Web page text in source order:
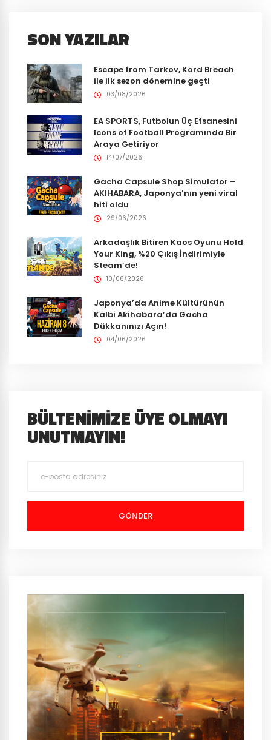
SON YAZILAR
Escape from Tarkov, Kord Breach
ile ilk sezon dönemine geçti
03/08/2026
EA SPORTS, Futbolun Üç Efsanesini
Icons of Football Programında Bir
Araya Getiriyor
14/07/2026
Gacha Capsule Shop Simulator –
AKIHABARA, Japonya’nın yeni viral
hiti oldu
29/06/2026
Arkadaşlık Bitiren Kaos Oyunu Hold
Your King, %20 Çıkış İndirimiyle
Steam’de!
10/06/2026
Japonya’da Anime Kültürünün
Kalbi Akihabara’da Gacha
Dükkanınızı Açın!
04/06/2026
BÜLTENIMIZE ÜYE OLMAYI
UNUTMAYIN!